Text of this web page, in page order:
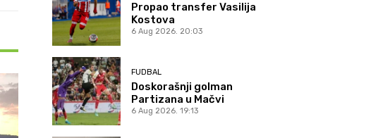
Propao transfer Vasilija
Kostova
6 Aug 2026. 20:03
FUDBAL
Doskorašnji golman
Partizana u Mačvi
6 Aug 2026. 19:13